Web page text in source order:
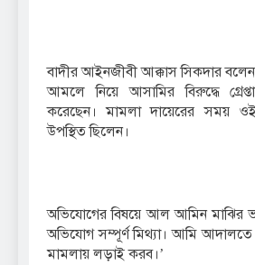
বাদীর আইনজীবী আক্কাস সিকদার
আমলে নিয়ে আসামির বিরুদ্ধে
করেছেন। মামলা দায়েরের সময়
উপস্থিত ছিলেন।
অভিযোগের বিষয়ে আল আমিন মাঝির
অভিযোগ সম্পূর্ণ মিথ্যা। আমি
মামলায় লড়াই করব।’